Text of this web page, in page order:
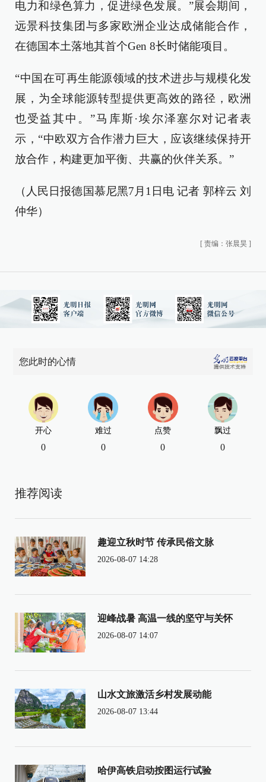
电力和绿色算力，促进绿色发展。”展会期间，
远景科技集团与多家欧洲企业达成储能合作，
在德国本土落地其首个Gen 8长时储能项目。
“中国在可再生能源领域的技术进步与规模化发
展，为全球能源转型提供更高效的路径，欧洲
也受益其中。”马库斯·埃尔泽塞尔对记者表
示，“中欧双方合作潜力巨大，应该继续保持开
放合作，构建更加平衡、共赢的伙伴关系。”
（人民日报德国慕尼黑7月1日电 记者 郭梓云 刘
仲华）
[ 责编：张晨昊 ]
您此时的心情
开心
0
难过
0
点赞
0
飘过
0
推荐阅读
趣迎立秋时节 传承民俗文脉
2026-08-07 14:28
迎峰战暑 高温一线的坚守与关怀
2026-08-07 14:07
山水文旅激活乡村发展动能
2026-08-07 13:44
哈伊高铁启动按图运行试验